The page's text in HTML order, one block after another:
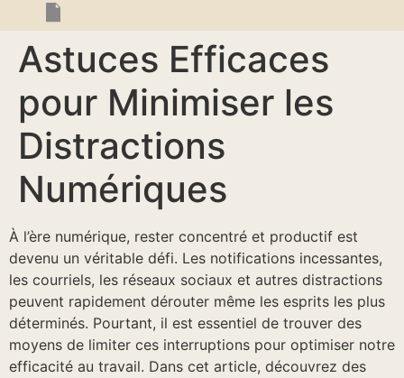
Astuces Efficaces
pour Minimiser les
Distractions
Numériques
À l’ère numérique, rester concentré et productif est
devenu un véritable défi. Les notifications incessantes,
les courriels, les réseaux sociaux et autres distractions
peuvent rapidement dérouter même les esprits les plus
déterminés. Pourtant, il est essentiel de trouver des
moyens de limiter ces interruptions pour optimiser notre
efficacité au travail. Dans cet article, découvrez des